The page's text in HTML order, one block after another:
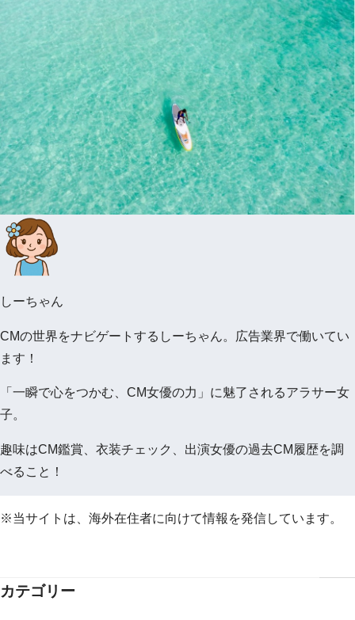
しーちゃん
CMの世界をナビゲートするしーちゃん。広告業界で働いてい
ます！
「一瞬で心をつかむ、CM女優の力」に魅了されるアラサー女
子。
趣味はCM鑑賞、衣装チェック、出演女優の過去CM履歴を調
べること！
※当サイトは、海外在住者に向けて情報を発信しています。
カテゴリー